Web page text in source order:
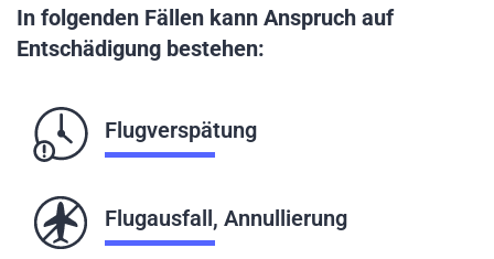
In folgenden Fällen kann Anspruch auf
Entschädigung bestehen:
Flugverspätung
Flugausfall, Annullierung